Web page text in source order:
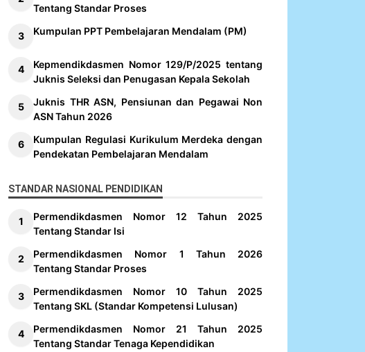
Tentang Standar Proses
Kumpulan PPT Pembelajaran Mendalam (PM)
Kepmendikdasmen Nomor 129/P/2025 tentang
Juknis Seleksi dan Penugasan Kepala Sekolah
Juknis THR ASN, Pensiunan dan Pegawai Non
ASN Tahun 2026
Kumpulan Regulasi Kurikulum Merdeka dengan
Pendekatan Pembelajaran Mendalam
STANDAR NASIONAL PENDIDIKAN
Permendikdasmen Nomor 12 Tahun 2025
Tentang Standar Isi
Permendikdasmen Nomor 1 Tahun 2026
Tentang Standar Proses
Permendikdasmen Nomor 10 Tahun 2025
Tentang SKL (Standar Kompetensi Lulusan)
Permendikdasmen Nomor 21 Tahun 2025
Tentang Standar Tenaga Kependidikan